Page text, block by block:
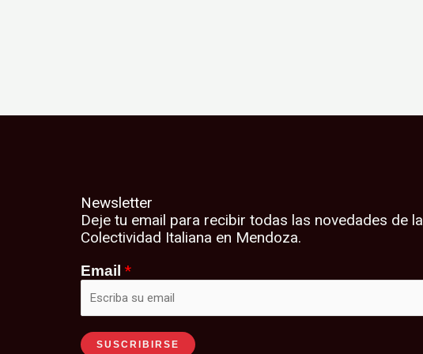
Newsletter
Deje tu email para recibir todas las novedades de la
Colectividad Italiana en Mendoza.
Email *
SUSCRIBIRSE